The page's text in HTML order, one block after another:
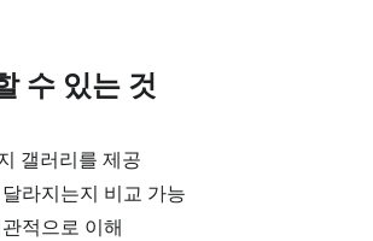
수 있는 것
갤러리를 제공
라지는지 비교 가능
적으로 이해